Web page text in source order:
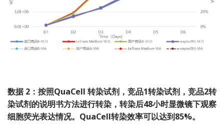
数据 2：按照QuaCell 转染试剂，竞品1转染试剂，竞品2转
染试剂的说明书方法进行转染，转染后48小时显微镜下观察
细胞荧光表达情况。QuaCell转染效率可以达到85%。